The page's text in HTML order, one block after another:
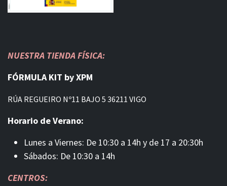
NUESTRA TIENDA FÍSICA:
FÓRMULA KIT by XPM
RÚA REGUEIRO Nº11 BAJO 5 36211 VIGO
Horario de Verano:
Lunes a Viernes: De 10:30 a 14h y de 17 a 20:30h
Sábados: De 10:30 a 14h
CENTROS: